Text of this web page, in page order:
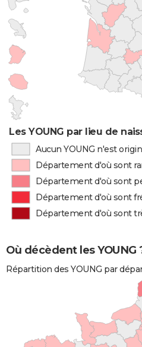
Les YOUNG par lieu de
Aucun YOUNG n'est
Département d'où sont
Département d'où sont
Département d'où sont
Département d'où sont
Où décèdent les YOUNG
Répartition des YOUNG par